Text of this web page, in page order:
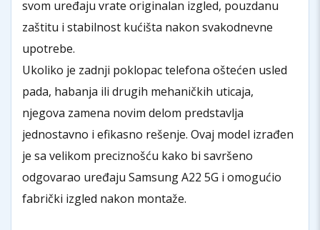
svom uređaju vrate originalan izgled, pouzdanu
zaštitu i stabilnost kućišta nakon svakodnevne
upotrebe.
Ukoliko je zadnji poklopac telefona oštećen usled
pada, habanja ili drugih mehaničkih uticaja,
njegova zamena novim delom predstavlja
jednostavno i efikasno rešenje. Ovaj model izrađen
je sa velikom preciznošću kako bi savršeno
odgovarao uređaju Samsung A22 5G i omogućio
fabrički izgled nakon montaže.